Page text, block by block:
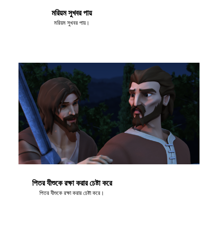
মরিয়ম সুখবর পায়
মরিয়ম সুখবর পায়।
পিতর যীশুকে রক্ষা করার চেষ্টা করে
পিতর যীশুকে রক্ষা করার চেষ্টা করে।